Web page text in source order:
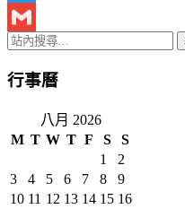
Twitter
Gmail
行事曆
八月 2026
M T W T F S S
1
2
3
4 5 6 7 8
9
10 11 12 13 14 15 16